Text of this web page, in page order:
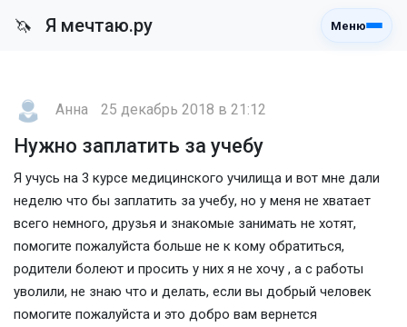
🦄 Я мечтаю.ру Меню
Анна 25 декабрь 2018 в 21:12
Нужно заплатить за учебу
Я учусь на 3 курсе медицинского училища и вот мне дали
неделю что бы заплатить за учебу, но у меня не хватает
всего немного, друзья и знакомые занимать не хотят,
помогите пожалуйста больше не к кому обратиться,
родители болеют и просить у них я не хочу , а с работы
уволили, не знаю что и делать, если вы добрый человек
помогите пожалуйста и это добро вам вернется